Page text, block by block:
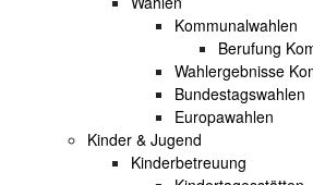
Kommunalwahlen
Berufung
Wahlergebnisse
Bundestagswahlen
Europawahlen
Kinder & Jugend
Kinderbetreuung